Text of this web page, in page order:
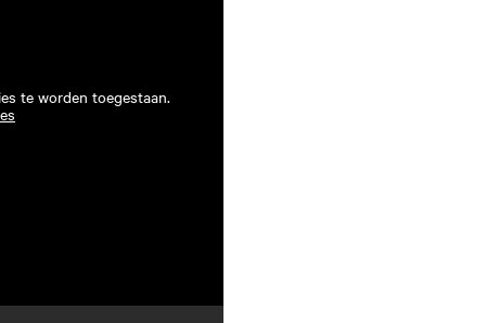
te worden toegestaan.